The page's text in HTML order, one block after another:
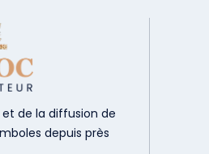
et de la diffusion de
depuis près